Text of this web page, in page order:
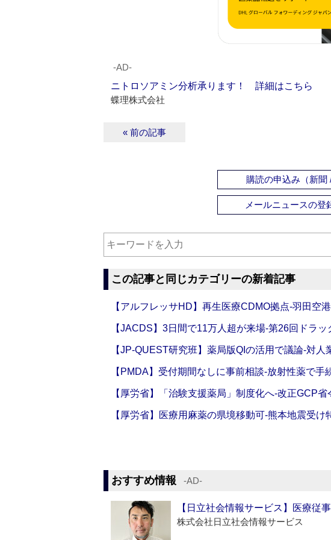
‐AD‐
ニトロソアミン分析承ります！ 詳細はこちら
蝶理株式会社
« 前の記事
購読の申込み（新聞
メールニュースの登
この記事と同じカテゴリーの新着記事
【アルフレッサHD】再生医療CDMO拠点‐羽田空
【JACDS】3日間で11万人超が来場‐第26回ドラ
【JP-QUEST研究班】薬局版QIの活用で議論‐対人
【PMDA】受付期間なしに事前相談‐放射性薬で手
【厚労省】「治験支援薬局」制度化へ‐改正GCP省
【厚労省】医療用麻薬の県境移動可‐熊本地震受け
おすすめ情報 ‐AD‐
【日立社会情報サービス】医療従
株式会社日立社会情報サービス